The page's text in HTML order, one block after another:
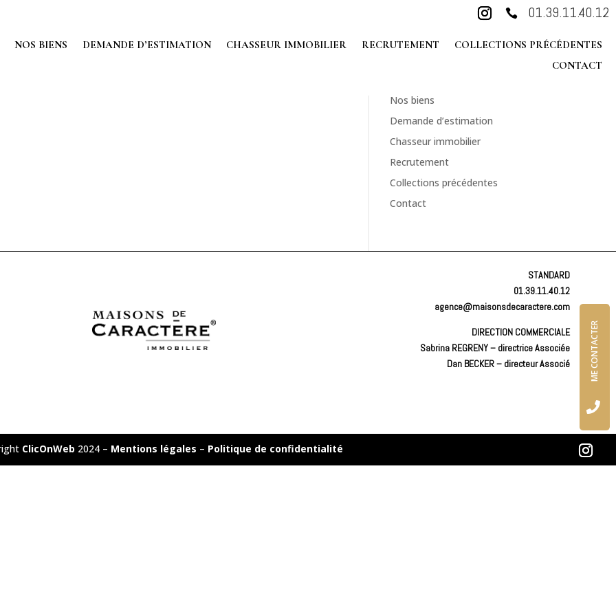
 01.39.11.40.12
NOS BIENS DEMANDE D’ESTIMATION CHASSEUR IMMOBILIER RECRUTEMENT
COLLECTIONS PRÉCÉDENTES
CONTACT
PRE-ESTIMEZ EN
Nos biens
Demande d’estimation
Chasseur immobilier
Recrutement
Collections précédentes
Contact
STANDARD
01.39.11.40.12
agence@maisonsdecaractere.com
DIRECTION COMMERCIALE
Sabrina REGRENY – directrice Associée
Dan BECKER – directeur Associé

ME CONTACTER
ClicOnWeb 2024 – Mentions légales – Politique de confidentialité